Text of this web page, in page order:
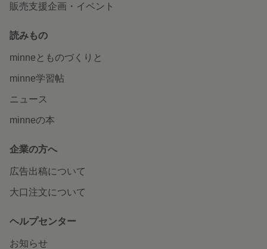
販売支援企画・イベント
読みもの
minneとものづくりと
minne学習帖
ニュース
minneの本
企業の方へ
広告出稿について
大口注文について
ヘルプセンター
お知らせ